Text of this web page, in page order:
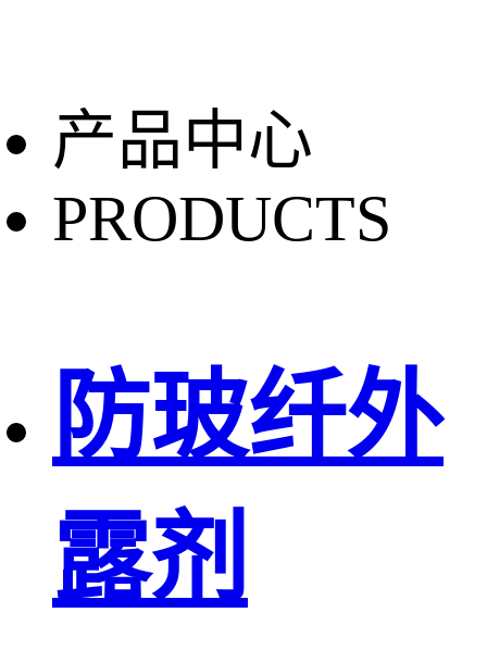
产品中心
PRODUCTS
防玻纤外
露剂